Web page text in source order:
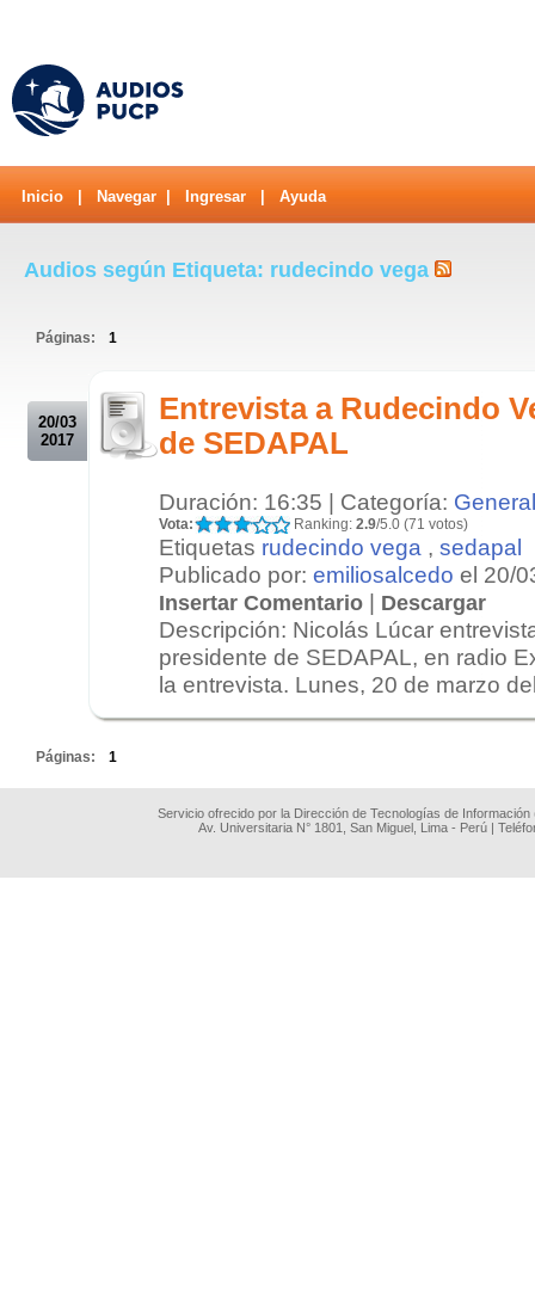
Inicio Navegar Ingresar Ayuda
Audios según Etiqueta: rudecindo vega
Páginas: 1
20/03
2017
Entrevista a Rudecindo
de SEDAPAL
Duración: 16:35 | Categoría: General
Vota: Ranking: 2.9/5.0 (71 votos)
Etiquetas rudecindo vega , sedapal
Publicado por: emiliosalcedo el 20/
Insertar Comentario | Descargar
Descripción: Nicolás Lúcar
presidente de SEDAPAL, en radio
la entrevista. Lunes, 20 de marzo
Páginas: 1
Servicio ofrecido por la Dirección de Tecnologías de
Av. Universitaria N° 1801, San Miguel, Lima - Perú |